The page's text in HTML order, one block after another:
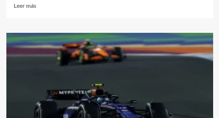
Leer másLeer
Scialchi y
Palazzo
ganan
Pista